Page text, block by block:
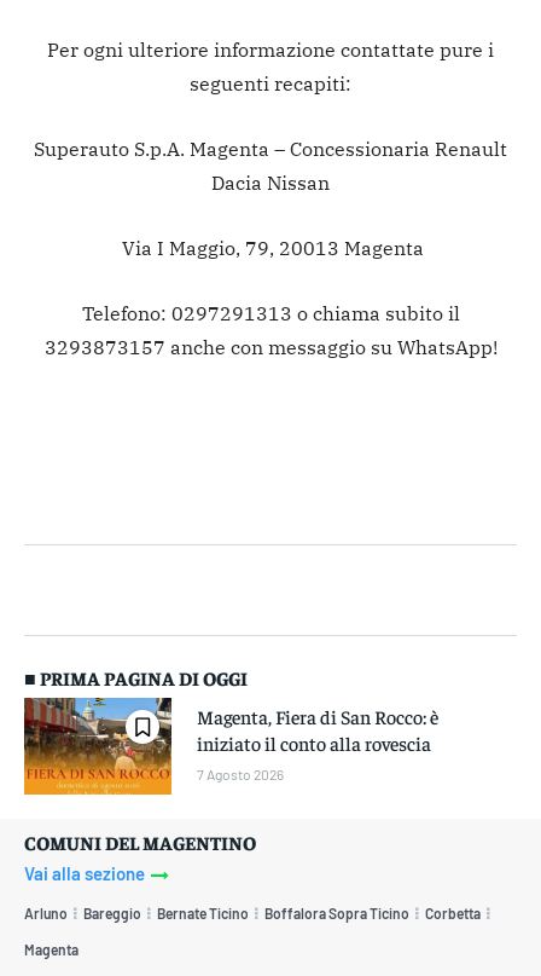
Per ogni ulteriore informazione contattate pure i
seguenti recapiti:
Superauto S.p.A. Magenta – Concessionaria Renault
Dacia Nissan
Via I Maggio, 79, 20013 Magenta
Telefono: 0297291313 o chiama subito il
3293873157 anche con messaggio su WhatsApp!
■ PRIMA PAGINA DI OGGI
Magenta, Fiera di San Rocco: è
iniziato il conto alla rovescia
7 Agosto 2026
COMUNI DEL MAGENTINO
Vai alla sezione
Arluno Bareggio Bernate Ticino Boffalora Sopra Ticino Corbetta
Magenta